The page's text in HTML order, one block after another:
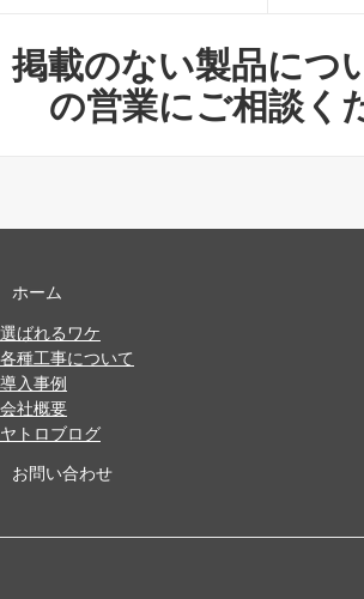
掲載のない製品につ
の営業にご相談く
ホーム
選ばれるワケ
各種工事について
導入事例
会社概要
ヤトロブログ
お問い合わせ